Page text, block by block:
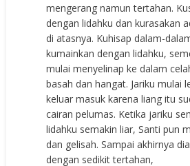
mengerang namun tertahan.
dengan lidahku dan kurasakan
di atasnya. Kuhisap dalam-
kumainkan dengan lidahku,
mulai menyelinap ke dalam
basah dan hangat. Jariku mulai
keluar masuk karena liang itu
cairan pelumas. Ketika jariku
lidahku semakin liar, Santi pun
dan gelisah. Sampai akhirnya
dengan sedikit tertahan,